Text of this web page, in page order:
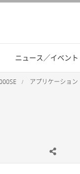
ニュース／イベント
アプリケーション